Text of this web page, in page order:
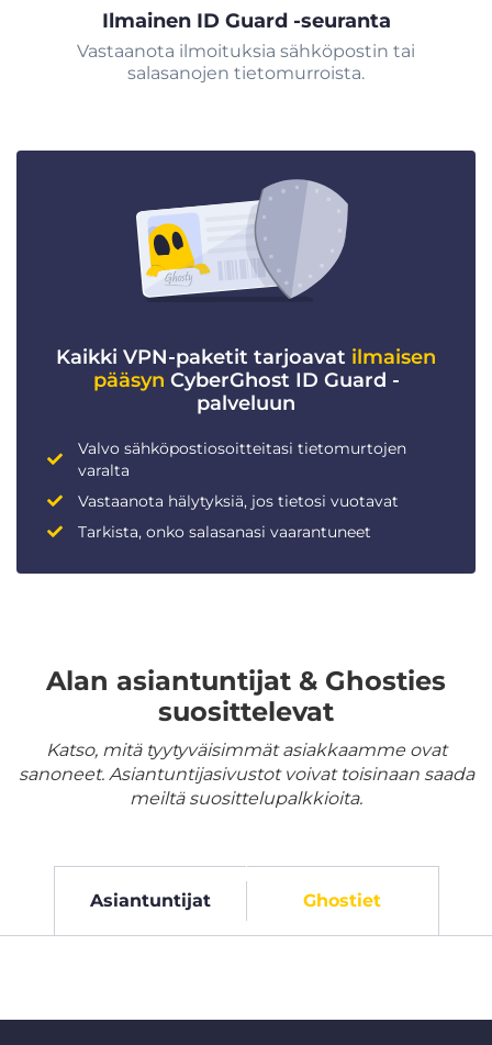
Ilmainen ID Guard -seuranta
Vastaanota ilmoituksia sähköpostin tai
salasanojen tietomurroista.
Kaikki VPN-paketit tarjoavat ilmaisen
pääsyn CyberGhost ID Guard -
palveluun
Valvo sähköpostiosoitteitasi tietomurtojen
varalta
Vastaanota hälytyksiä, jos tietosi vuotavat
Tarkista, onko salasanasi vaarantuneet
Alan asiantuntijat & Ghosties
suosittelevat
Katso, mitä tyytyväisimmät asiakkaamme ovat
sanoneet. Asiantuntijasivustot voivat toisinaan saada
meiltä suosittelupalkkioita.
Asiantuntijat Ghostiet